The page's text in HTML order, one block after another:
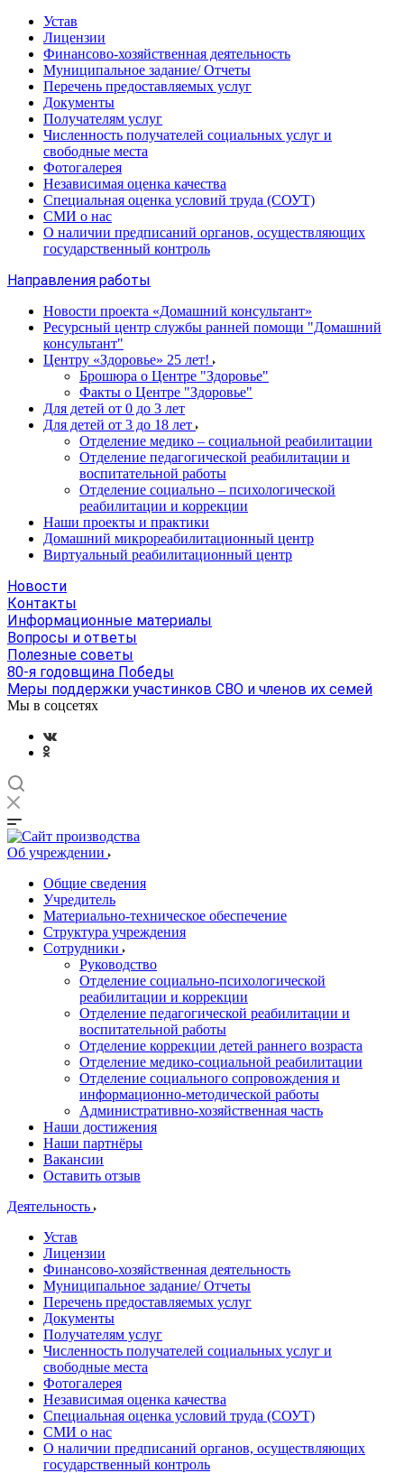
Устав
Лицензии
Финансово-хозяйственная деятельность
Муниципальное задание/ Отчеты
Перечень предоставляемых услуг
Документы
Получателям услуг
Численность получателей социальных услуг и
свободные места
Фотогалерея
Независимая оценка качества
Специальная оценка условий труда (СОУТ)
СМИ о нас
О наличии предписаний органов, осуществляющих
государственный контроль
Направления работы
Новости проекта «Домашний консультант»
Ресурсный центр службы ранней помощи "Домашний
консультант"
Центру «Здоровье» 25 лет!
Брошюра о Центре "Здоровье"
Факты о Центре "Здоровье"
Для детей от 0 до 3 лет
Для детей от 3 до 18 лет
Отделение медико – социальной реабилитации
Отделение педагогической реабилитации и
воспитательной работы
Отделение социально – психологической
реабилитации и коррекции
Наши проекты и практики
Домашний микрореабилитационный центр
Виртуальный реабилитационный центр
Новости
Контакты
Информационные материалы
Вопросы и ответы
Полезные советы
80-я годовщина Победы
Меры поддержки участинков СВО и членов их семей
Мы в соцсетях
Об учреждении
Общие сведения
Учредитель
Материально-техническое обеспечение
Структура учреждения
Сотрудники
Руководство
Отделение социально-психологической
реабилитации и коррекции
Отделение педагогической реабилитации и
воспитательной работы
Отделение коррекции детей раннего возраста
Отделение медико-социальной реабилитации
Отделение социального сопровождения и
информационно-методической работы
Административно-хозяйственная часть
Наши достижения
Наши партнёры
Вакансии
Оставить отзыв
Деятельность
Устав
Лицензии
Финансово-хозяйственная деятельность
Муниципальное задание/ Отчеты
Перечень предоставляемых услуг
Документы
Получателям услуг
Численность получателей социальных услуг и
свободные места
Фотогалерея
Независимая оценка качества
Специальная оценка условий труда (СОУТ)
СМИ о нас
О наличии предписаний органов, осуществляющих
государственный контроль